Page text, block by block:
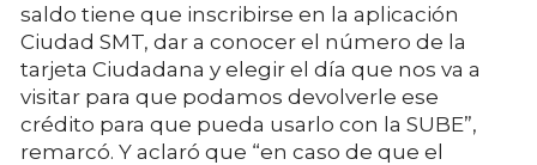
saldo tiene que inscribirse en la aplicación
Ciudad SMT, dar a conocer el número de la
tarjeta Ciudadana y elegir el día que nos va a
visitar para que podamos devolverle ese
crédito para que pueda usarlo con la SUBE”,
remarcó. Y aclaró que “en caso de que el